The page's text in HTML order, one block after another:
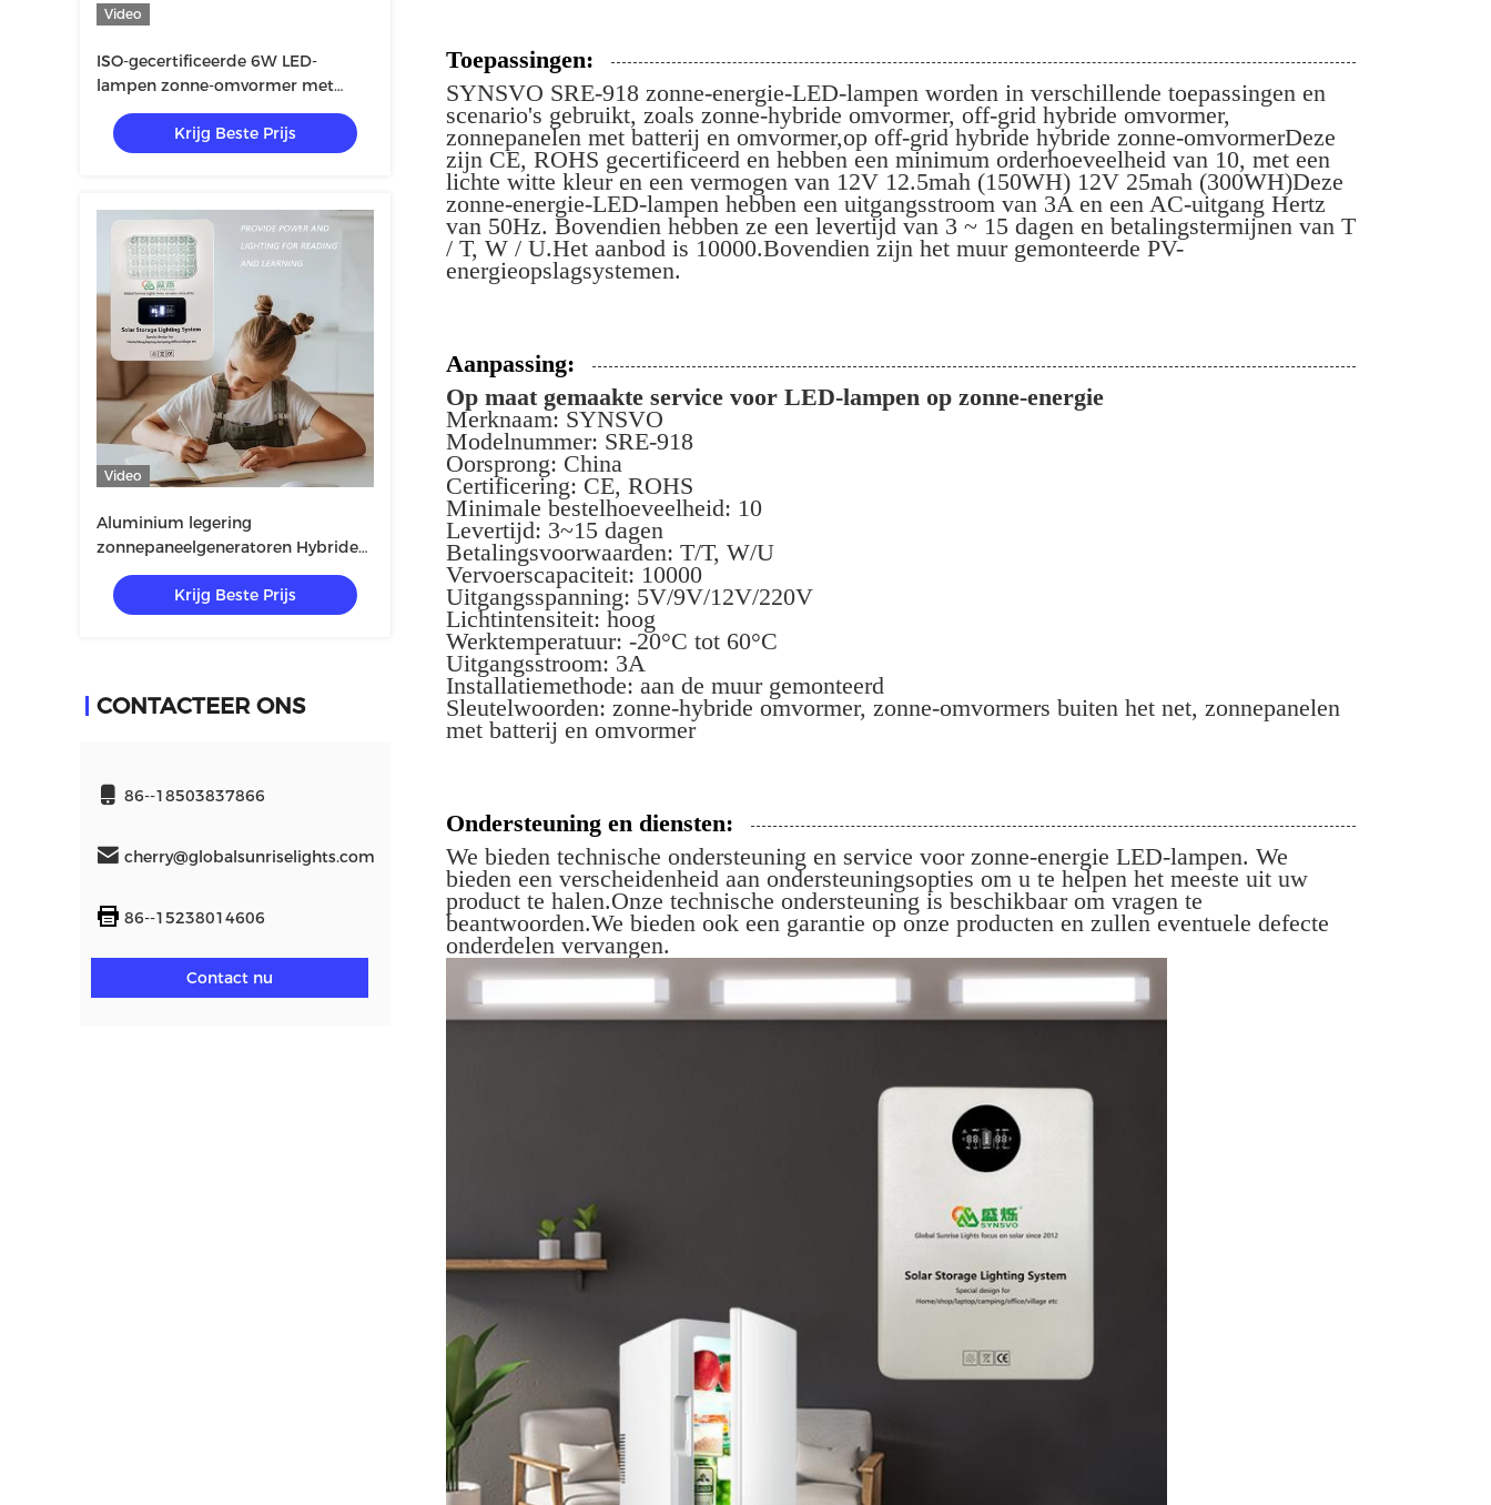
Video
ISO-gecertificeerde 6W LED-
lampen zonne-omvormer met
3PCS-thuissysteem
Krijg Beste Prijs
Video
Aluminium legering
zonnepaneelgeneratoren Hybride
omvormer met 5V/9V/12V/220V
Off Grid
Krijg Beste Prijs
CONTACTEER ONS
86--18503837866
cherry@globalsunriselights.com
86--15238014606
Contact nu
Toepassingen:
SYNSVO SRE-918 zonne-energie-LED-lampen worden in verschillende toepassingen en
scenario's gebruikt, zoals zonne-hybride omvormer, off-grid hybride omvormer,
zonnepanelen met batterij en omvormer,op off-grid hybride hybride zonne-omvormerDeze
zijn CE, ROHS gecertificeerd en hebben een minimum orderhoeveelheid van 10, met een
lichte witte kleur en een vermogen van 12V 12.5mah (150WH) 12V 25mah (300WH)Deze
zonne-energie-LED-lampen hebben een uitgangsstroom van 3A en een AC-uitgang Hertz
van 50Hz. Bovendien hebben ze een levertijd van 3 ~ 15 dagen en betalingstermijnen van T
/ T, W / U.Het aanbod is 10000.Bovendien zijn het muur gemonteerde PV-
energieopslagsystemen.
Aanpassing:
Op maat gemaakte service voor LED-lampen op zonne-energie
Merknaam: SYNSVO
Modelnummer: SRE-918
Oorsprong: China
Certificering: CE, ROHS
Minimale bestelhoeveelheid: 10
Levertijd: 3~15 dagen
Betalingsvoorwaarden: T/T, W/U
Vervoerscapaciteit: 10000
Uitgangsspanning: 5V/9V/12V/220V
Lichtintensiteit: hoog
Werktemperatuur: -20°C tot 60°C
Uitgangsstroom: 3A
Installatiemethode: aan de muur gemonteerd
Sleutelwoorden: zonne-hybride omvormer, zonne-omvormers buiten het net, zonnepanelen
met batterij en omvormer
Ondersteuning en diensten:
We bieden technische ondersteuning en service voor zonne-energie LED-lampen. We
bieden een verscheidenheid aan ondersteuningsopties om u te helpen het meeste uit uw
product te halen.Onze technische ondersteuning is beschikbaar om vragen te
beantwoorden.We bieden ook een garantie op onze producten en zullen eventuele defecte
onderdelen vervangen.